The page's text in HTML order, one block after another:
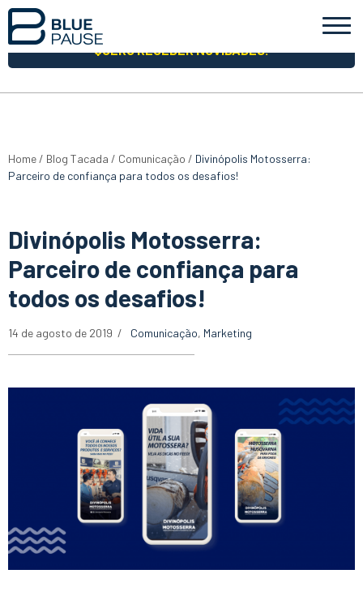
QUERO RECEBER NOVIDADES!
Home / Blog Tacada / Comunicação / Divinópolis Motosserra:
Parceiro de confiança para todos os desafios!
Divinópolis Motosserra:
Parceiro de confiança para
todos os desafios!
14 de agosto de 2019 Comunicação, Marketing